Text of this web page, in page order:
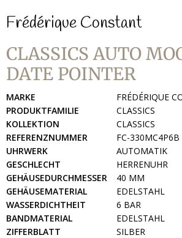
Frédérique Constant
CLASSICS AUTO
DATE POINTER
MARKE
FRÉDÉRIQUE
PRODUKTFAMILIE
CLASSICS
KOLLEKTION
CLASSICS
REFERENZNUMMER
FC-330MC4P6B
UHRWERK
AUTOMATIK
GESCHLECHT
HERRENUHR
GEHÄUSEDURCHMESSER
40 MM
GEHÄUSEMATERIAL
EDELSTAHL
WASSERDICHTHEIT
6 BAR
BANDMATERIAL
EDELSTAHL
ZIFFERBLATT
SILBER